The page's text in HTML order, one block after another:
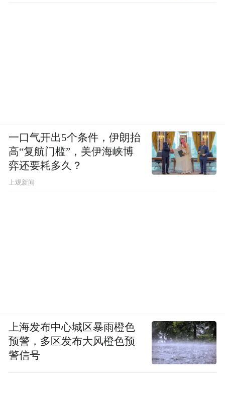
一口气开出5个条件，伊朗抬
高“复航门槛”，美伊海峡博
弈还要耗多久？
上观新闻
上海发布中心城区暴雨橙色
预警，多区发布大风橙色预
警信号